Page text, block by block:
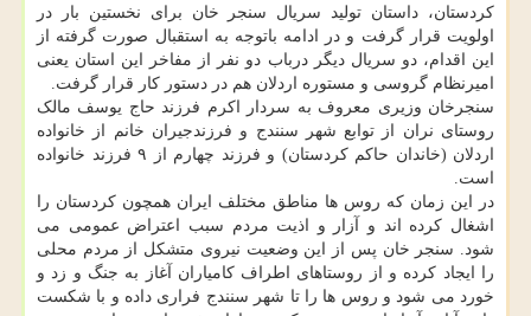
کردستان، داستان تولید سریال سنجر خان برای نخستین بار در
اولویت قرار گرفت و در ادامه باتوجه به استقبال صورت گرفته از
این اقدام، دو سریال دیگر درباب دو نفر از مفاخر این استان یعنی
امیرنظام گروسی و مستوره اردلان هم در دستور کار قرار گرفت.
سنجرخان وزیری معروف به سردار اکرم فرزند حاج یوسف مالک
روستای نران از توابع شهر سنندج و فرزندجیران خانم از خانواده
اردلان (خاندان حاکم کردستان) و فرزند چهارم از ۹ فرزند خانواده
است.
در این زمان که روس ها مناطق مختلف ایران همچون کردستان را
اشغال کرده اند و آزار و اذیت مردم سبب اعتراض عمومی می
شود. سنجر خان پس از این وضعیت نیروی متشکل از مردم محلی
را ایجاد کرده و از روستاهای اطراف کامیاران آغاز به جنگ و زد و
خورد می شود و روس ها را تا شهر سنندج فراری داده و با شکست